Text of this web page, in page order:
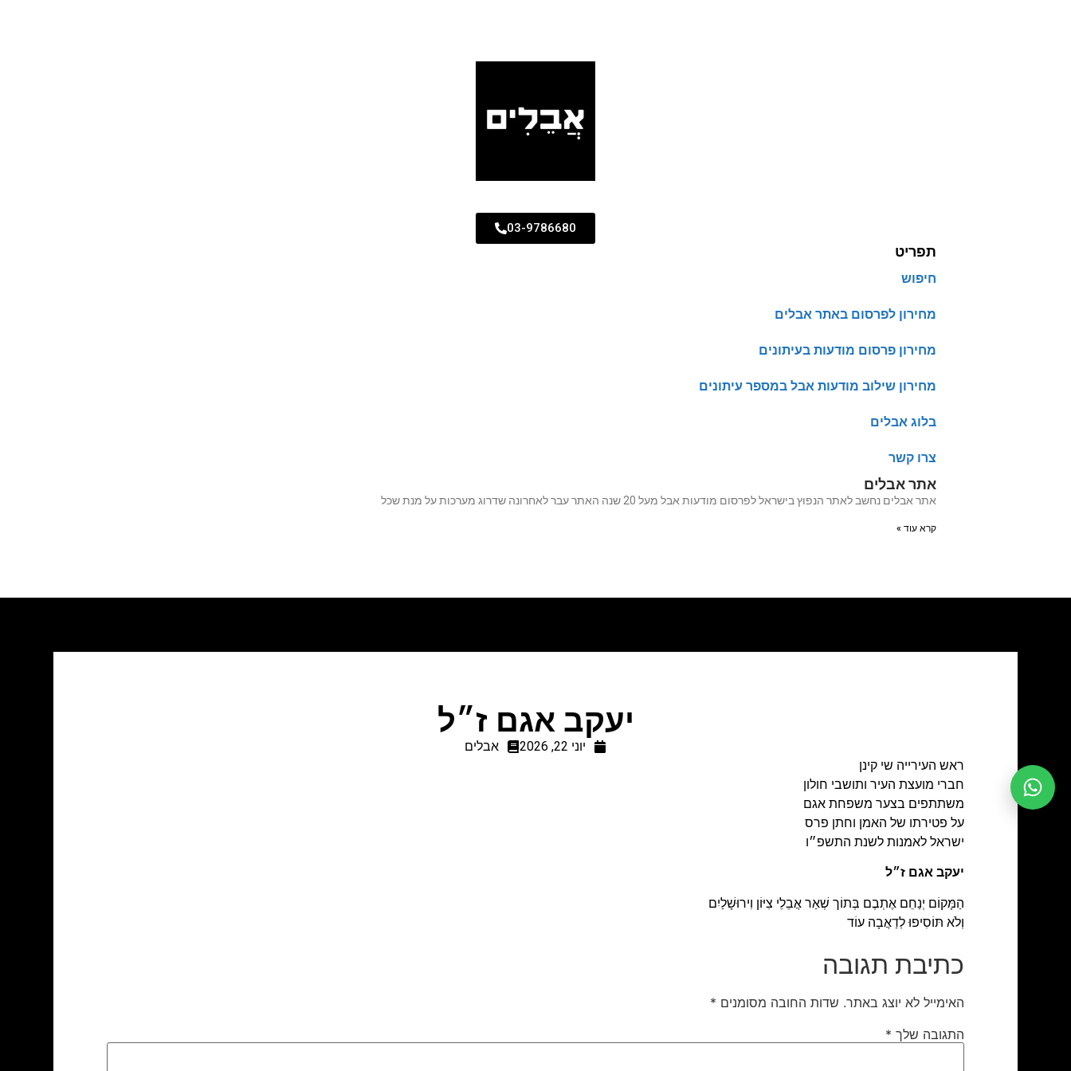
03-9786680
תפריט
חיפוש
מחירון לפרסום באתר אבלים
מחירון פרסום מודעות בעיתונים
מחירון שילוב מודעות אבל במספר עיתונים
בלוג אבלים
צרו קשר
אתר אבלים
אתר אבלים נחשב לאתר הנפוץ בישראל לפרסום מודעות אבל מעל 20 שנה האתר עבר לאחרונה שדרוג מערכות על מנת שכל
קרא עוד »
יעקב אגם ז״ל
יוני 22, 2026
אבלים
ראש העירייה שי קינן
חברי מועצת העיר ותושבי חולון
משתתפים בצער משפחת אגם
על פטירתו של האמן וחתן פרס
ישראל לאמנות לשנת התשפ״ו
יעקב אגם ז״ל
הַמָּקוֹם יְנַחֵם אֶתְבֶם בְּתוֹך שְׁאַר אֲבֵלֵי צִיּוֹן וִירוּשָׁלַיִם
וְלֹא תּוֹסִיפוּ לְדַאֲבָה עוֹד
כתיבת תגובה
האימייל לא יוצג באתר. שדות החובה מסומנים *
התגובה שלך *